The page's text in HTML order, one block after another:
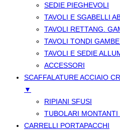
SEDIE PIEGHEVOLI
TAVOLI E SGABELLI
TAVOLI RETTANG.
TAVOLI TONDI
TAVOLI E SEDIE
ACCESSORI
SCAFFALATURE ACCIAIO
▼
RIPIANI SFUSI
TUBOLARI MONTANTI
CARRELLI PORTAPACCHI